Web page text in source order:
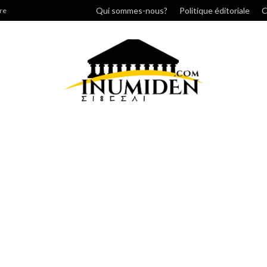
Qui sommes-nous? Politique éditoriale